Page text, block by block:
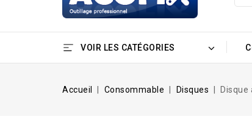
VOIR LES CATÉGORIES
Accueil Consommable Disques Disque